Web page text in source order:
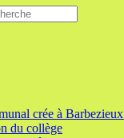
crée à
du collège